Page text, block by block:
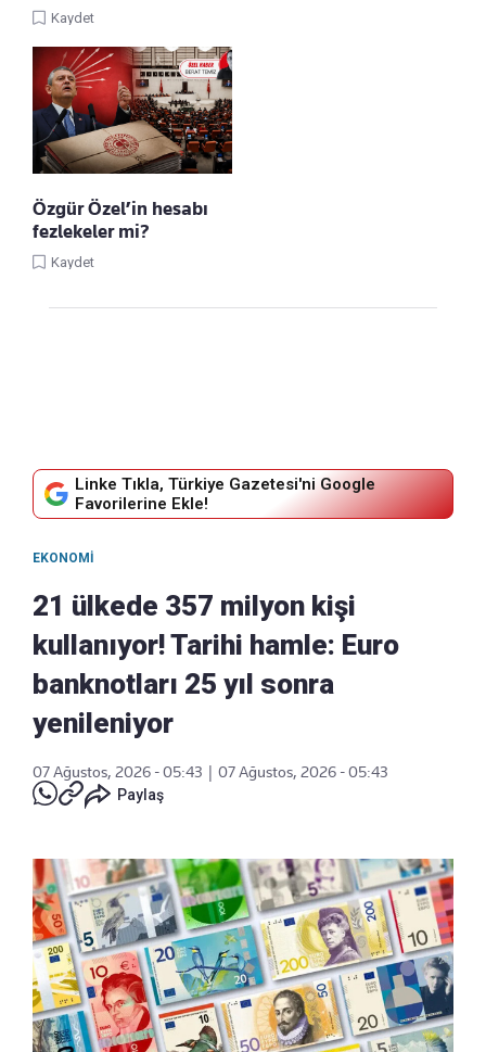
Kaydet
Özgür Özel’in hesabı
fezlekeler mi?
Kaydet
Linke Tıkla, Türkiye Gazetesi'ni Google
Favorilerine Ekle!
EKONOMI
21 ülkede 357 milyon kişi
kullanıyor! Tarihi hamle: Euro
banknotları 25 yıl sonra
yenileniyor
07 Ağustos, 2026 - 05:43
07 Ağustos, 2026 - 05:43
Paylaş